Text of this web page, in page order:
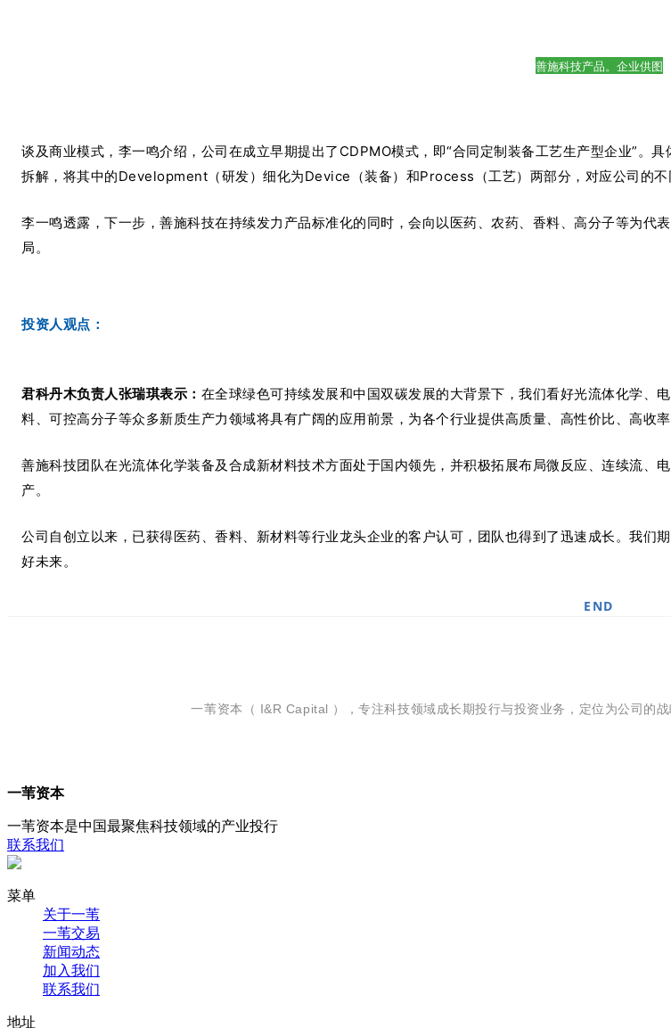
善施科技产品。企业供图
谈及商业模式，李一鸣介绍，公司在成立早期提出了CDPMO模式，即“合同定制装备工艺生产型企业”。 具
拆解，将其中的Development（研发）细化为Device（装备）和Process（工艺）两部分，对应公司的不
李一鸣透露，下一步，善施科技在持续发力产品标准化的同时，会向以医药、农药、香料、高分子等为
局。
投资人观点：
君科丹木负责人张瑞琪表示： 在全球绿色可持续发展和中国双碳发展的大背景下，我们看好光流体化学、
料、可控高分子等众多新质生产力领域将具有广阔的应用前景，为各个行业提供高质量、高性价比、高收率
善施科技团队在光流体化学装备及合成新材料技术方面处于国内领先，并积极拓展布局微反应、连续流
产。
公司自创立以来，已获得医药、香料、新材料等行业龙头企业的客户认可，团队也得到了迅速成长。我
好未来。
END
一苇资本（ I&R Capital ），专注科技领域成长期投行与投资业务，定位为公司的
一苇资本
一苇资本是中国最聚焦科技领域的产业投行
联系我们
菜单
关于一苇
一苇交易
新闻动态
加入我们
联系我们
地址